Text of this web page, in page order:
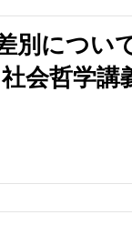
別につ
会哲学講